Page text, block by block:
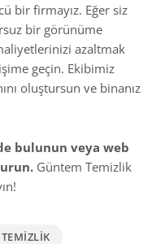
bir firmayız. Eğer siz
bir görünüme
azaltmak
geçin. Ekibimiz
oluştursun ve binanız
bulunun veya web
Güntem Temizlik